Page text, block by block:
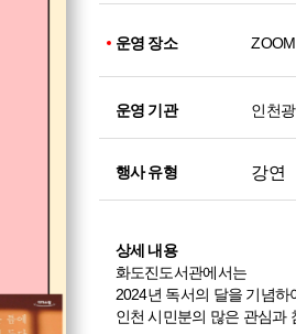
운영 장소 ZOOM
운영 기관 인천
행사 유형 강연
상세 내용
화도진도서관에서는
2024년 독서의 달을 기념
인천 시민분의 많은 관심과